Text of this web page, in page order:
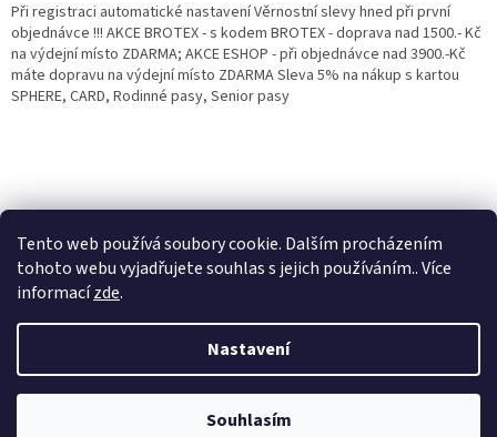
Tento web používá soubory cookie. Dalším procházením
tohoto webu vyjadřujete souhlas s jejich používáním.. Více
informacízde.
Nastavení
Souhlasím
nastavená Věrnostní sleva 3% - 10% na Všechny Vaše další nákupy. Čím
víc nakoupíte, tím větší slevu můžete získat. Vaše objednávky se sčítají.
Využít můžete i "Slevové kody" nebo DOPRAVU ZDARMA. Přejeme
příjemný nákup u nás Jana Kotasová Komárková a kolektiv pracovníků
Při registraci automatické nastavení Věrnostní slevy hned při první
objednávce !!! AKCE BROTEX - s kodem BROTEX - doprava nad 1500.- Kč
na výdejní místo ZDARMA; AKCE ESHOP - při objednávce nad 3900.-Kč
máte dopravu na výdejní místo ZDARMA Sleva 5% na nákup s kartou
SPHERE, CARD, Rodinné pasy, Senior pasy
Copyright 2026Eshop Jana. Všechna práva vyhrazena.